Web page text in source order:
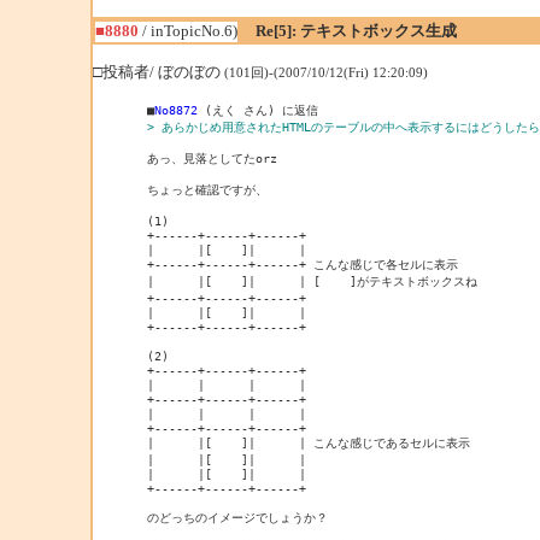
■8880 / inTopicNo.6)
Re[5]: テキストボックス生成
□投稿者/ ぼのぼの (101回)-(2007/10/12(Fri) 12:20:09)
■No8872
(えく さん) に返信
> あらかじめ用意されたHTMLのテーブルの中へ表示するにはどうした
あっ、見落としてたorz
ちょっと確認ですが、
(1)
+------+------+------+
|      |[    ]|      |
+------+------+------+ こんな感じで各セルに表示
|      |[    ]|      | [    ]がテキストボックスね
+------+------+------+
|      |[    ]|      |
+------+------+------+
(2)
+------+------+------+
|      |      |      |
+------+------+------+
|      |      |      |
+------+------+------+
|      |[    ]|      | こんな感じであるセルに表示
|      |[    ]|      |
|      |[    ]|      |
+------+------+------+
のどっちのイメージでしょうか？